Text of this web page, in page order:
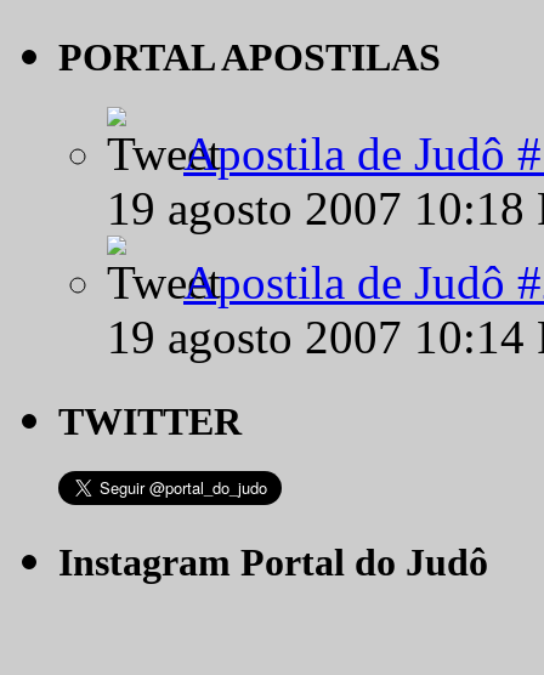
PORTAL APOSTILAS
Apostila de Judô
19 agosto 2007
Apostila de Judô
19 agosto 2007
TWITTER
Instagram Portal do Judô